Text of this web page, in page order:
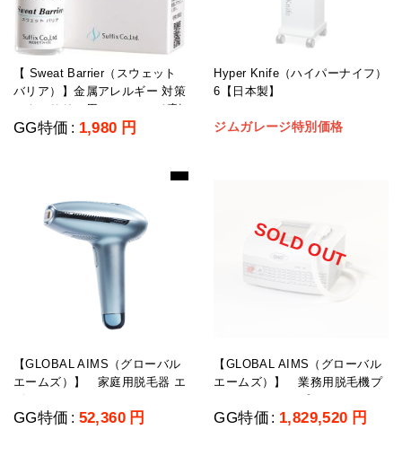
【 Sweat Barrier（スウェット
バリア）】金属アレルギー 対策
アクセサリー用コーティング剤
10g
GG特価 : 1,980 円
Hyper Knife（ハイパーナイフ）
6【日本製】
ジムガレージ特別価格
【GLOBAL AIMS（グローバル
エームズ）】 家庭用脱毛器 エ
ピレストCool＆expert（クール
＆エキスパート）
GG特価 : 52,360 円
SOLD OUT
【GLOBAL AIMS（グローバル
エームズ）】 業務用脱毛機プ
レミアムライトプロ
GG特価 : 1,829,520 円